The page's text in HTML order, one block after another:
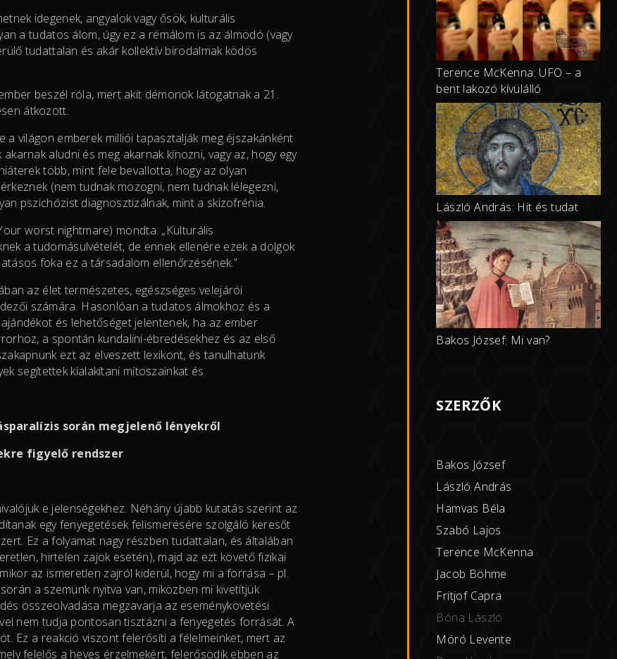
idegenek, angyalok vagy ősök, kulturális
a tudatos álom, úgy ez a rémálom is az álmodó (vagy
tudattalan és akár kollektív birodalmak ködös
beszél róla, mert akit démonok látogatnak a 21.
átkozott.
világon emberek milliói tapasztalják meg éjszakánként
aludni és meg akarnak kínozni, vagy az, hogy egy
több, mint fele bevallotta, hogy az olyan
(nem tudnak mozogni, nem tudnak lélegezni,
pszichózist diagnosztizálnak, mint a skizofrénia.
worst nightmare) mondta: „Kulturális
a tudomásulvételét, de ennek ellenére ezek a dolgok
foka ez a társadalom ellenőrzésének.”
az élet természetes, egészséges velejárói
számára. Hasonlóan a tudatos álmokhoz és a
és lehetőséget jelentenek, ha az ember
a spontán kundalini-ébredésekhez és az első
ezt az elveszett lexikont, és tanulhatunk
segítettek kialakítani mítoszainkat és
során megjelenő lényekről
figyelő rendszer
e jelenségekhez. Néhány újabb kutatás szerint az
egy fenyegetések felismerésére szolgáló keresőt
Ez a folyamat nagy részben tudattalan, és általában
hirtelen zajok esetén), majd az ezt követő fizikai
az ismeretlen zajról kiderül, hogy mi a forrása – pl.
a szemünk nyitva van, miközben mi kivetítjük
összeolvadása megzavarja az eseménykövetési
nem tudja pontosan tisztázni a fenyegetés forrását. A
Ez a reakció viszont felerősíti a félelmeinket, mert az
felelős a heves érzelmekért, felerősödik ebben az
Terence McKenna: UFO – a
bent lakozó kívülálló
László András: Hit és tudat
Bakos József: Mi van?
SZERZŐK
Bakos József
László András
Hamvas Béla
Szabó Lajos
Terence McKenna
Jacob Böhme
Fritjof Capra
Bóna László
Móró Levente